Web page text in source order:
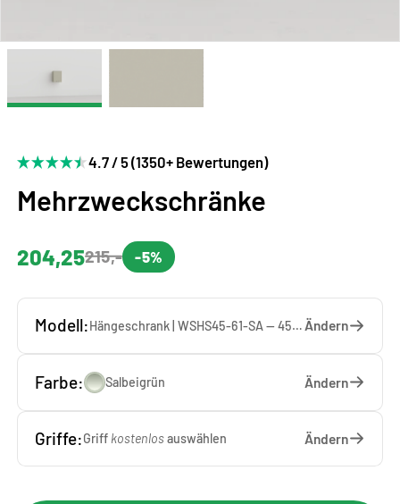
4.7 / 5 (1350+ Bewertungen)
Mehrzweckschränke
204,25215,- -5%
Modell: Hängeschrank | WSHS45-61-SA — 45 x 61 x 37 cm Ändern
Farbe: Salbeigrün Ändern
Griffe:Griff kostenlosauswählen Ändern